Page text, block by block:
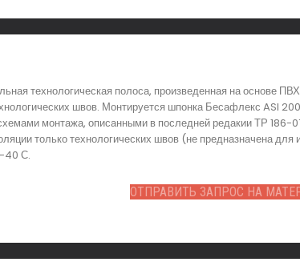
технологическая полоса, произведенная на основе
швов. Монтируется шпонка Бесафлекс ASI
схемами монтажа, описанными в последней редакии ТР
только технологических швов (не предназначена
-40 С.
ОТПРАВИТЬ ЗАПРОС НА